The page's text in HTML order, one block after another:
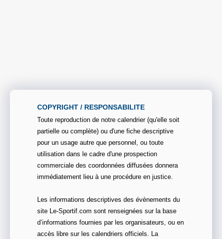
COPYRIGHT / RESPONSABILITE
Toute reproduction de notre calendrier (qu'elle soit
partielle ou complète) ou d'une fiche descriptive
pour un usage autre que personnel, ou toute
utilisation dans le cadre d'une prospection
commerciale des coordonnées diffusées donnera
immédiatement lieu à une procédure en justice.
Les informations descriptives des évènements du
site Le-Sportif.com sont renseignées sur la base
d’informations fournies par les organisateurs, ou en
accès libre sur les calendriers officiels. La